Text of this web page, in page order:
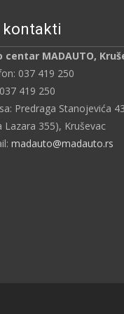
kontakti
centar MADAUTO,
037 419 250
419 250
Predraga Stanojevića
Lazara 355), Kruševac
madauto@madauto.rs